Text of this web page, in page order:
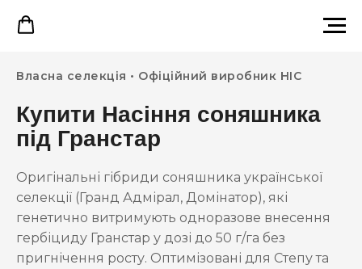
Власна селекція • Офіційний виробник НІС
Купити Насіння соняшника
під Гранстар
Оригінальні гібриди соняшника української
селекції (Гранд Адмірал, Домінатор), які
генетично витримують одноразове внесення
гербіциду Гранстар у дозі до 50 г/га без
пригнічення росту. Оптимізовані для Степу та